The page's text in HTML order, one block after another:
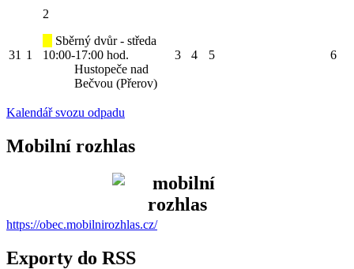
31 1
2
Sběrný dvůr - středa
10:00-17:00 hod.
Hustopeče nad
Bečvou (Přerov)
3 4 5 6
Kalendář svozu odpadu
Mobilní rozhlas
https://obec.mobilnirozhlas.cz/
Exporty do RSS